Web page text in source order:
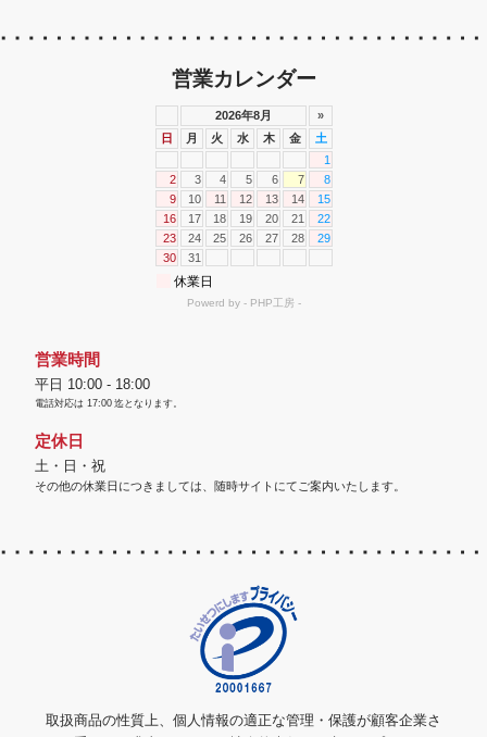
営業カレンダー
営業時間
平日 10:00 - 18:00
電話対応は 17:00 迄となります。
定休日
土・日・祝
その他の休業日につきましては、随時サイトにてご案内いたします。
取扱商品の性質上、個人情報の適正な管理・保護が顧客企業さ